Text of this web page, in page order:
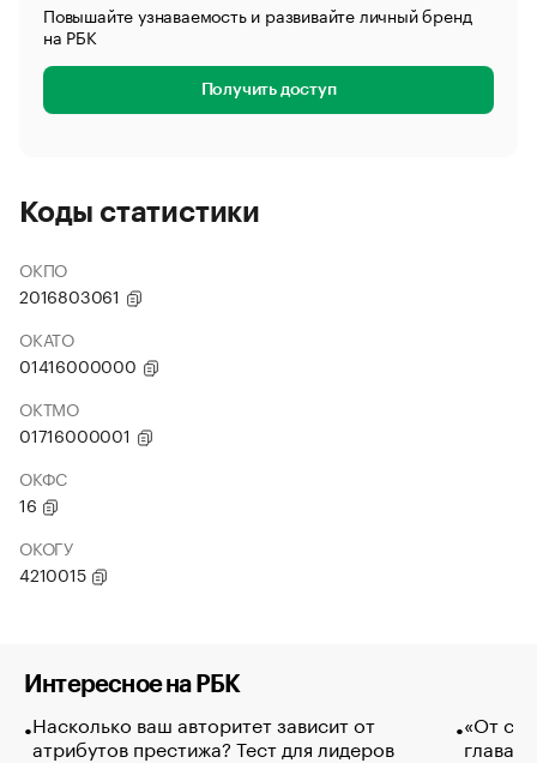
Повышайте узнаваемость и развивайте личный бренд
на РБК
Получить доступ
Коды статистики
ОКПО
2016803061
ОКАТО
01416000000
ОКТМО
01716000001
ОКФС
16
ОКОГУ
4210015
Интересное на РБК
Насколько ваш авторитет зависит от
атрибутов престижа? Тест для лидеров
«От
глава